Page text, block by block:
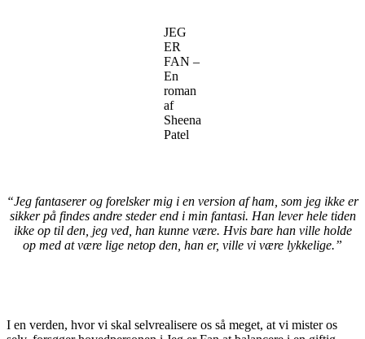
JEG
ER
FAN –
En
roman
af
Sheena
Patel
“Jeg fantaserer og forelsker mig i en version af ham, som jeg ikke er
sikker på findes andre steder end i min fantasi. Han lever hele tiden
ikke op til den, jeg ved, han kunne være. Hvis bare han ville holde
op med at være lige netop den, han er, ville vi være lykkelige.”
I en verden, hvor vi skal selvrealisere os så meget, at vi mister os